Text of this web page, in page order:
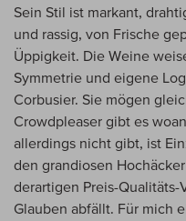
Sein Stil ist markant,
und rassig, von Frische
Üppigkeit. Die Weine
Symmetrie und eigene
Corbusier. Sie mögen
Crowdpleaser gibt es
allerdings nicht gibt, ist
den grandiosen
derartigen Preis-Qualitäts-
Glauben abfällt. Für mich